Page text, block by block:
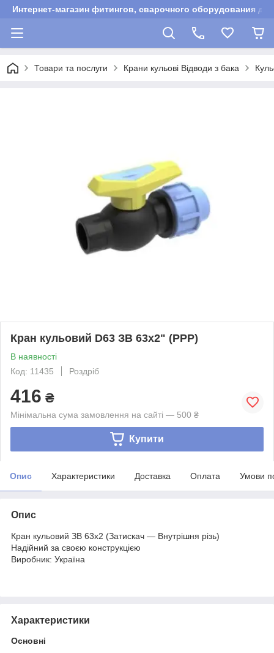
Интернет-магазин фитингов, сварочного оборудования
Товари та послуги Крани кульові Відводи з бака
Кран кульовий D63 ЗВ 63х2" (РРР)
В наявності
Код: 11435
Роздріб
416 ₴
Мінімальна сума замовлення на сайті — 500 ₴
Купити
Опис Характеристики Доставка Оплата Умови
Опис
Кран кульовий ЗВ 63х2 (Затискач — Внутрішня різь)
Надійний за своєю конструкцією
Виробник: Україна
Характеристики
Основні